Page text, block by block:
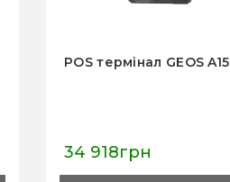
POS монітор GEOS PRO
19 199грн